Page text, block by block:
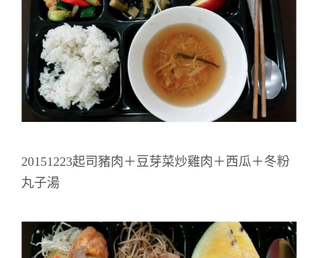
20151223起司豬肉＋豆芽菜炒雞肉＋西瓜＋冬粉
丸子湯